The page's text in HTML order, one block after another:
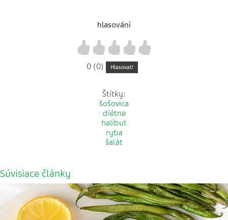
hlasování
4
3
2
1
0 (0) Hlasovat!
Štítky:
šošovica
diétne
halibut
ryba
šalát
Súvisiace články